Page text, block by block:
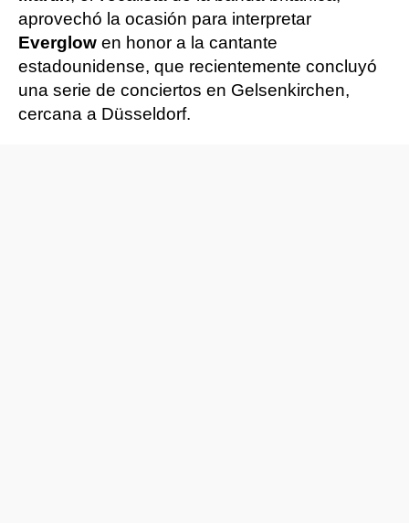
aprovechó la ocasión para interpretar
Everglow en honor a la cantante
estadounidense, que recientemente concluyó
una serie de conciertos en Gelsenkirchen,
cercana a Düsseldorf.